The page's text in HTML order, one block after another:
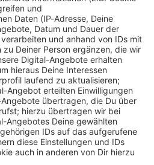
dem Laufenden
bleiben!